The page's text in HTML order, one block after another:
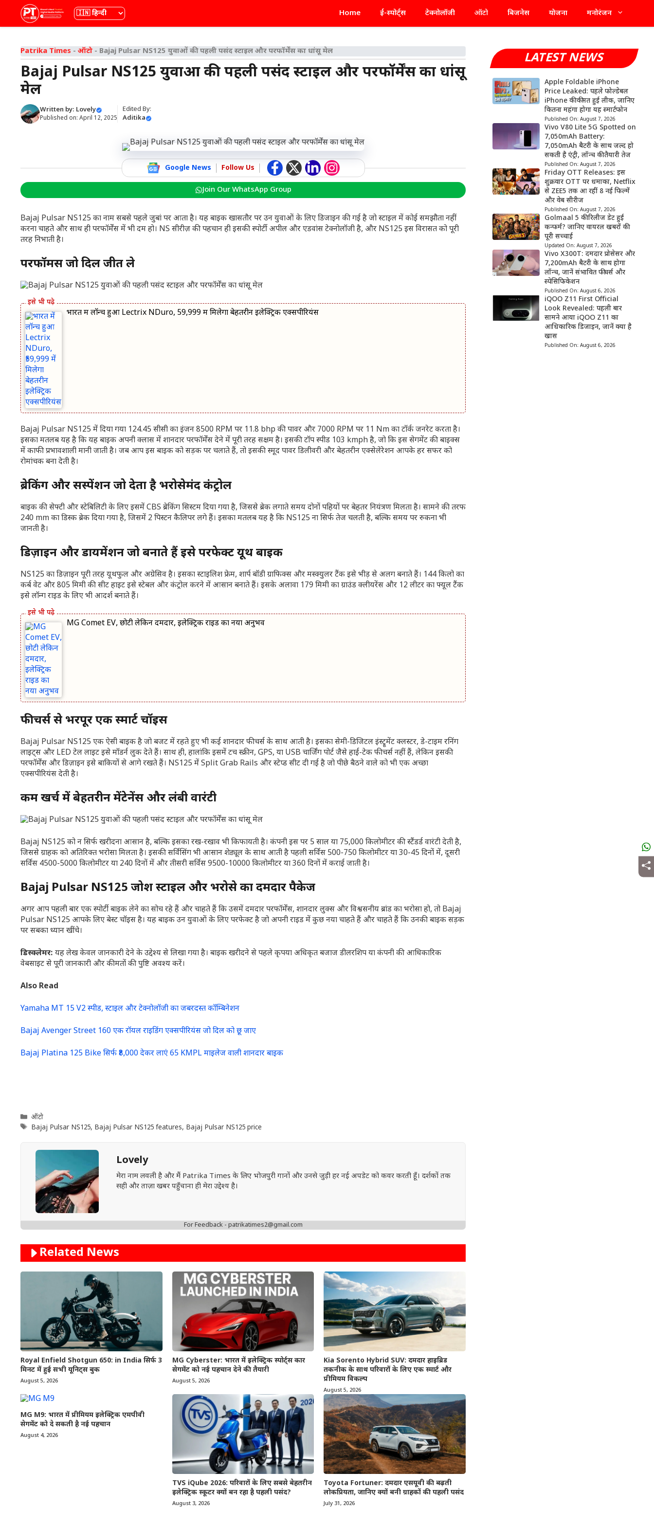
content
भाषा Home ई-स्पोर्ट्स टेक्नोलॉजी ऑटो बिजनेस योजना मनोरंजन
Patrika Times - ऑटो - Bajaj Pulsar NS125 युवाओं की पहली पसंद स्टाइल और परफॉर्मेंस का धांसू मेल
Bajaj Pulsar NS125 युवाओं की पहली पसंद स्टाइल और परफॉर्मेंस का धांसू
मेल
Written by: Lovely
Published on: April 12, 2025
Edited By:
Aditika
Google News Follow Us
Join Our WhatsApp Group
Bajaj Pulsar NS125 का नाम सबसे पहले जुबां पर आता है। यह बाइक खासतौर पर उन युवाओं के लिए डिजाइन की गई है जो स्टाइल में कोई समझौता नहीं
करना चाहते और साथ ही परफॉर्मेंस में भी दम हो। NS सीरीज़ की पहचान ही इसकी स्पोर्टी अपील और एडवांस टेक्नोलॉजी है, और NS125 इस विरासत को पूरी
तरह निभाती है।
परफॉर्मेंस जो दिल जीत ले
भारत में लॉन्च हुआ Lectrix NDuro, ₹59,999 में मिलेगा बेहतरीन इलेक्ट्रिक एक्सपीरियंस
Bajaj Pulsar NS125 में दिया गया 124.45 सीसी का इंजन 8500 RPM पर 11.8 bhp की पावर और 7000 RPM पर 11 Nm का टॉर्क जनरेट करता है।
इसका मतलब यह है कि यह बाइक अपनी क्लास में शानदार परफॉर्मेंस देने में पूरी तरह सक्षम है। इसकी टॉप स्पीड 103 kmph है, जो कि इस सेगमेंट की बाइक्स
में काफी प्रभावशाली मानी जाती है। जब आप इस बाइक को सड़क पर चलाते हैं, तो इसकी स्मूद पावर डिलीवरी और बेहतरीन एक्सेलेरेशन आपके हर सफर को
रोमांचक बना देती है।
ब्रेकिंग और सस्पेंशन जो देता है भरोसेमंद कंट्रोल
बाइक की सेफ्टी और स्टेबिलिटी के लिए इसमें CBS ब्रेकिंग सिस्टम दिया गया है, जिससे ब्रेक लगाते समय दोनों पहियों पर बेहतर नियंत्रण मिलता है। सामने की तरफ
240 mm का डिस्क ब्रेक दिया गया है, जिसमें 2 पिस्टन कैलिपर लगे हैं। इसका मतलब यह है कि NS125 ना सिर्फ तेज चलती है, बल्कि समय पर रुकना भी
जानती है।
डिज़ाइन और डायमेंशन जो बनाते हैं इसे परफेक्ट यूथ बाइक
NS125 का डिज़ाइन पूरी तरह यूथफुल और अग्रेसिव है। इसका स्टाइलिश फ्रेम, शार्प बॉडी ग्राफिक्स और मस्क्युलर टैंक इसे भीड़ से अलग बनाते हैं। 144 किलो का
कर्ब वेट और 805 मिमी की सीट हाइट इसे स्टेबल और कंट्रोल करने में आसान बनाते हैं। इसके अलावा 179 मिमी का ग्राउंड क्लीयरेंस और 12 लीटर का फ्यूल टैंक
इसे लॉन्ग राइड के लिए भी आदर्श बनाते हैं।
MG Comet EV, छोटी लेकिन दमदार, इलेक्ट्रिक राइड का नया अनुभव
फीचर्स से भरपूर एक स्मार्ट चॉइस
Bajaj Pulsar NS125 एक ऐसी बाइक है जो बजट में रहते हुए भी कई शानदार फीचर्स के साथ आती है। इसका सेमी-डिजिटल इंस्ट्रूमेंट क्लस्टर, डे-टाइम रनिंग
लाइट्स और LED टेल लाइट इसे मॉडर्न लुक देते हैं। साथ ही, हालांकि इसमें टच स्क्रीन, GPS, या USB चार्जिंग पोर्ट जैसे हाई-टेक फीचर्स नहीं हैं, लेकिन इसकी
परफॉर्मेंस और डिज़ाइन इसे बाकियों से आगे रखते हैं। NS125 में Split Grab Rails और स्टेप्ड सीट दी गई है जो पीछे बैठने वाले को भी एक अच्छा
एक्सपीरियंस देती है।
कम खर्च में बेहतरीन मेंटेनेंस और लंबी वारंटी
Bajaj NS125 को न सिर्फ खरीदना आसान है, बल्कि इसका रख-रखाव भी किफायती है। कंपनी इस पर 5 साल या 75,000 किलोमीटर की स्टैंडर्ड वारंटी देती है,
जिससे ग्राहक को अतिरिक्त भरोसा मिलता है। इसकी सर्विसिंग भी आसान शेड्यूल के साथ आती है पहली सर्विस 500-750 किलोमीटर या 30-45 दिनों में, दूसरी
सर्विस 4500-5000 किलोमीटर या 240 दिनों में और तीसरी सर्विस 9500-10000 किलोमीटर या 360 दिनों में कराई जाती है।
Bajaj Pulsar NS125 जोश स्टाइल और भरोसे का दमदार पैकेज
अगर आप पहली बार एक स्पोर्टी बाइक लेने का सोच रहे हैं और चाहते हैं कि उसमें दमदार परफॉर्मेंस, शानदार लुक्स और विश्वसनीय ब्रांड का भरोसा हो, तो Bajaj
Pulsar NS125 आपके लिए बेस्ट चॉइस है। यह बाइक उन युवाओं के लिए परफेक्ट है जो अपनी राइड में कुछ नया चाहते हैं और चाहते हैं कि उनकी बाइक सड़क
पर सबका ध्यान खींचे।
डिस्क्लेमर: यह लेख केवल जानकारी देने के उद्देश्य से लिखा गया है। बाइक खरीदने से पहले कृपया अधिकृत बजाज डीलरशिप या कंपनी की आधिकारिक
वेबसाइट से पूरी जानकारी और कीमतों की पुष्टि अवश्य करें।
Also Read
Yamaha MT 15 V2 स्पीड, स्टाइल और टेक्नोलॉजी का जबरदस्त कॉम्बिनेशन
Bajaj Avenger Street 160 एक रॉयल राइडिंग एक्सपीरियंस जो दिल को छू जाए
Bajaj Platina 125 Bike सिर्फ ₹8,000 देकर लाएं 65 KMPL माइलेज वाली शानदार बाइक
Categories
ऑटो
Tags
Bajaj Pulsar NS125, Bajaj Pulsar NS125 features, Bajaj Pulsar NS125 price
Lovely
मेरा नाम लवली है और मैं Patrika Times के लिए भोजपुरी गानों और उनसे जुड़ी हर नई अपडेट को कवर करती हूँ। दर्शकों तक
सही और ताज़ा खबर पहुँचाना ही मेरा उद्देश्य है।
For Feedback - patrikatimes2@gmail.com
Related News
Royal Enfield Shotgun 650: in India सिर्फ 3
मिनट में हुई सभी यूनिट्स बुक
August 5, 2026
MG Cyberster: भारत में इलेक्ट्रिक स्पोर्ट्स कार
सेगमेंट को नई पहचान देने की तैयारी
August 5, 2026
Kia Sorento Hybrid SUV: दमदार हाइब्रिड
तकनीक के साथ परिवारों के लिए एक स्मार्ट और
प्रीमियम विकल्प
August 5, 2026
MG M9: भारत में प्रीमियम इलेक्ट्रिक एमपीवी
सेगमेंट को दे सकती है नई पहचान
August 4, 2026
TVS iQube 2026: परिवारों के लिए सबसे बेहतरीन
इलेक्ट्रिक स्कूटर क्यों बन रहा है पहली पसंद?
August 3, 2026
Toyota Fortuner: दमदार एसयूवी की बढ़ती
लोकप्रियता, जानिए क्यों बनी ग्राहकों की पहली पसंद
July 31, 2026
LATEST NEWS
Apple Foldable iPhone
Price Leaked: पहले फोल्डेबल
iPhone की कीमत हुई लीक, जानिए
कितना महंगा होगा यह स्मार्टफोन
Published On: August 7, 2026
Vivo V80 Lite 5G Spotted on
7,050mAh Battery:
7,050mAh बैटरी के साथ जल्द हो
सकती है एंट्री, लॉन्च की तैयारी तेज
Published On: August 7, 2026
Friday OTT Releases: इस
शुक्रवार OTT पर धमाका, Netflix
से ZEE5 तक आ रहीं 8 नई फिल्में
और वेब सीरीज
Published On: August 7, 2026
Golmaal 5 की रिलीज डेट हुई
कन्फर्म? जानिए वायरल खबरों की
पूरी सच्चाई
Updated On: August 7, 2026
Vivo X300T: दमदार प्रोसेसर और
7,200mAh बैटरी के साथ होगा
लॉन्च, जानें संभावित फीचर्स और
स्पेसिफिकेशन
Published On: August 6, 2026
iQOO Z11 First Official
Look Revealed: पहली बार
सामने आया iQOO Z11 का
आधिकारिक डिजाइन, जानें क्या है
खास
Published On: August 6, 2026